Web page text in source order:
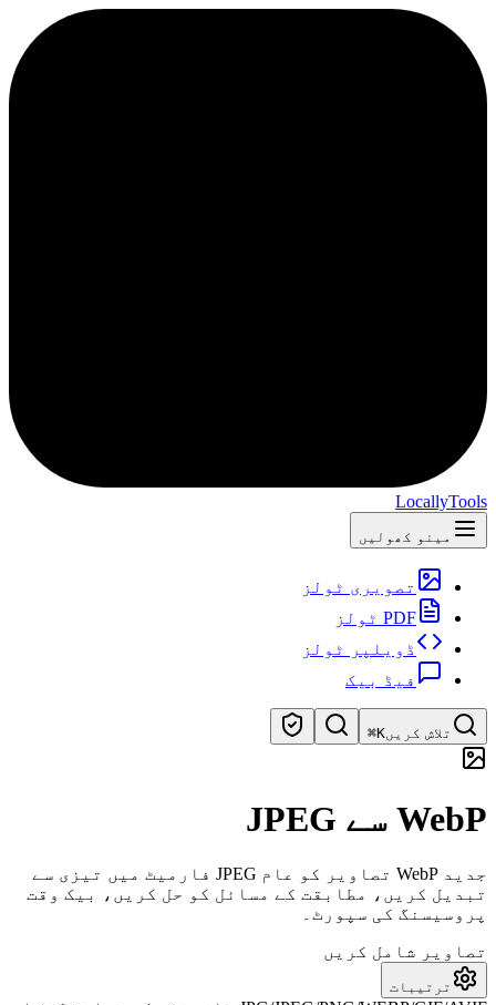
LocallyTools
مینو کھولیں
تصویری ٹولز
PDF ٹولز
ڈویلپر ٹولز
فیڈ بیک
تلاش کریں⌘K
ٹولز کی تیز تلاش
WebP سے JPEG
جدید WebP تصاویر کو عام JPEG فارمیٹ میں تیزی سے
تبدیل کریں، مطابقت کے مسائل کو حل کریں، بیک وقت
پروسیسنگ کی سپورٹ۔
تصاویر شامل کریں
ترتیبات